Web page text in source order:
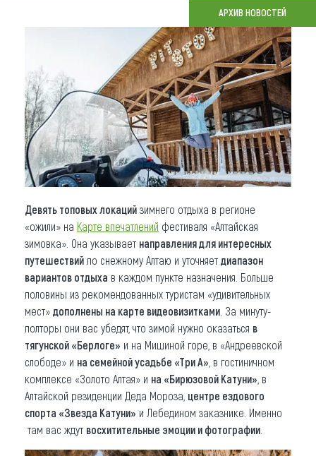
Что привезти (сувениры)
О регионе
Коллекция впечатлений
Другие рубрики
АРХИВ НОВОСТЕЙ
Девять топовых локаций зимнего отдыха в регионе
«ожили» на Карте впечатлений фестиваля «Алтайская
зимовка». Она указывает направления для интересных
путешествий по снежному Алтаю и уточняет диапазон
вариантов отдыха в каждом пункте назначения. Больше
половины из рекомендованных туристам «удивительных
мест» дополнены на карте видеовизитками . За минуту-
полторы они вас убедят, что зимой нужно оказаться в
тягунской «Берлоге» и на Мишиной горе, в «Андреевской
слободе» и на семейной усадьбе «Три А» , в гостиничном
комплексе «Золото Алтая» и на «Бирюзовой Катуни» , в
Алтайской резиденции Деда Мороза, центре ездового
спорта «Звезда Катуни» и Лебедином заказнике. Именно
там вас ждут восхитительные эмоции и фотографии